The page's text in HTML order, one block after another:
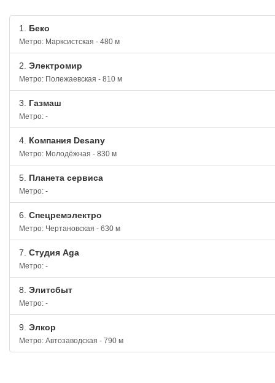
1. Беко
Метро: Марксистская - 480 м
2. Электромир
Метро: Полежаевская - 810 м
3. Газмаш
Метро: -
4. Компания Desany
Метро: Молодёжная - 830 м
5. Планета сервиса
Метро: -
6. Спецремэлектро
Метро: Чертановская - 630 м
7. Студия Aga
Метро: -
8. Элитсбыт
Метро: -
9. Элкор
Метро: Автозаводская - 790 м